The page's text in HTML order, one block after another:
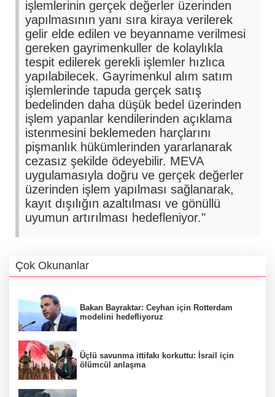
işlemlerinin gerçek değerler üzerinden
yapılmasının yanı sıra kiraya verilerek
gelir elde edilen ve beyanname verilmesi
gereken gayrimenkuller de kolaylıkla
tespit edilerek gerekli işlemler hızlıca
yapılabilecek. Gayrimenkul alım satım
işlemlerinde tapuda gerçek satış
bedelinden daha düşük bedel üzerinden
işlem yapanlar kendilerinden açıklama
istenmesini beklemeden harçlarını
pişmanlık hükümlerinden yararlanarak
cezasız şekilde ödeyebilir. MEVA
uygulamasıyla doğru ve gerçek değerler
üzerinden işlem yapılması sağlanarak,
kayıt dışılığın azaltılması ve gönüllü
uyumun artırılması hedefleniyor."
Çok Okunanlar
Bakan Bayraktar: Ceyhan için Rotterdam
modelini hedefliyoruz
Üçlü savunma ittifakı korkuttu: İsrail için
ölümcül anlaşma